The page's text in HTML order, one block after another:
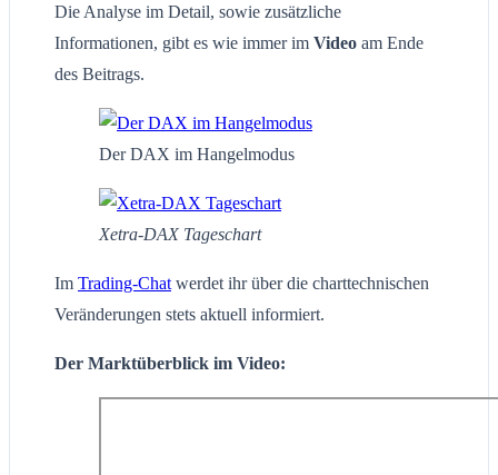
Die Analyse im Detail, sowie zusätzliche
Informationen, gibt es wie immer im Video am Ende
des Beitrags.
Der DAX im Hangelmodus
Xetra-DAX Tageschart
Im Trading-Chat werdet ihr über die charttechnischen
Veränderungen stets aktuell informiert.
Der Marktüberblick im Video: